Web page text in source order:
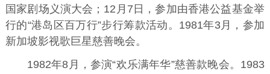
国家剧场义演大会；12月7日，参加由香港公益基金举
行的“港岛区百万行”步行筹款活动。1981年3月，参加
新加坡影视歌巨星慈善晚会。
1982年8月，参演“欢乐满年华”慈善款晚会。1983